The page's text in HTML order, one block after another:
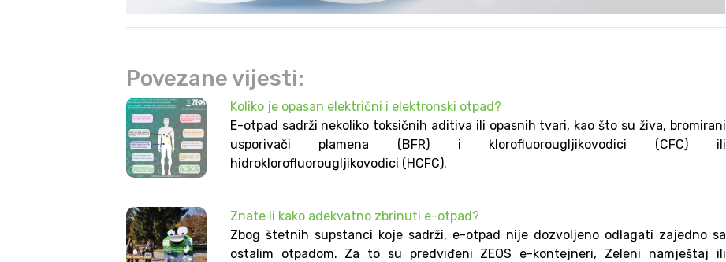
Povezane vijesti:
Koliko je opasan električni i elektronski otpad?
E-otpad sadrži nekoliko toksičnih aditiva ili opasnih tvari, kao što su živa, bromirani
usporivači plamena (BFR) i klorofluorougljikovodici (CFC) ili
hidroklorofluorougljikovodici (HCFC).
Znate li kako adekvatno zbrinuti e-otpad?
Zbog štetnih supstanci koje sadrži, e-otpad nije dozvoljeno odlagati zajedno sa
ostalim otpadom. Za to su predviđeni ZEOS e-kontejneri, Zeleni namještaj ili